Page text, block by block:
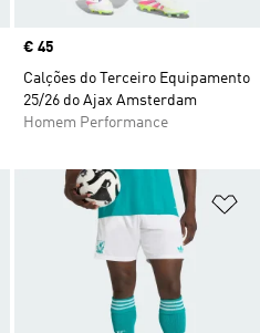
Price
€ 45
Calções do Terceiro Equipamento
25/26 do Ajax Amsterdam
Homem Performance
Adicionar à Lista de Desejos